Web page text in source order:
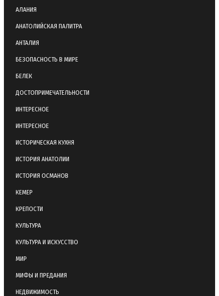
АЛАНИЯ
АНАТОЛИЙСКАЯ ПАЛИТРА
АНТАЛИЯ
БЕЗОПАСНОСТЬ В МИРЕ
БЕЛЕК
ДОСТОПРИМЕЧАТЕЛЬНОСТИ
ИНТЕРЕСНОЕ
ИНТЕРЕСНОЕ
ИСТОРИЧЕСКАЯ КУХНЯ
ИСТОРИЯ АНАТОЛИИ
ИСТОРИЯ ОСМАНОВ
КЕМЕР
КРЕПОСТИ
КУЛЬТУРА
КУЛЬТУРА И ИСКУССТВО
МИР
МИФЫ И ПРЕДАНИЯ
НЕДВИЖИМОСТЬ